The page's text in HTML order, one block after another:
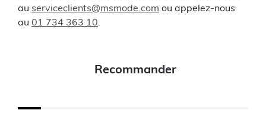
au serviceclients@msmode.com ou appelez-nous
au 01 734 363 10
Recommander